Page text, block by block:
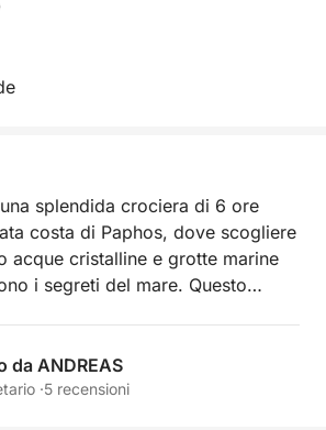
splendida crociera di 6 ore
costa di Paphos, dove scogliere
acque cristalline e grotte marine
i segreti del mare. Questo
unisce il relax panoramico a
la spiaggia.
da ANDREAS
·5 recensioni